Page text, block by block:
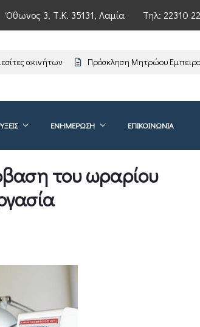
Όθωνος 3, Τ.Κ. 35131, Λαμία Τηλ: 22310
ακινήτων Πρόσκληση Μητρώου
ΕΝΗΜΈΡΩΣΗ ΕΠΙΚΟΙΝΩΝΊΑ
του ωραρίου